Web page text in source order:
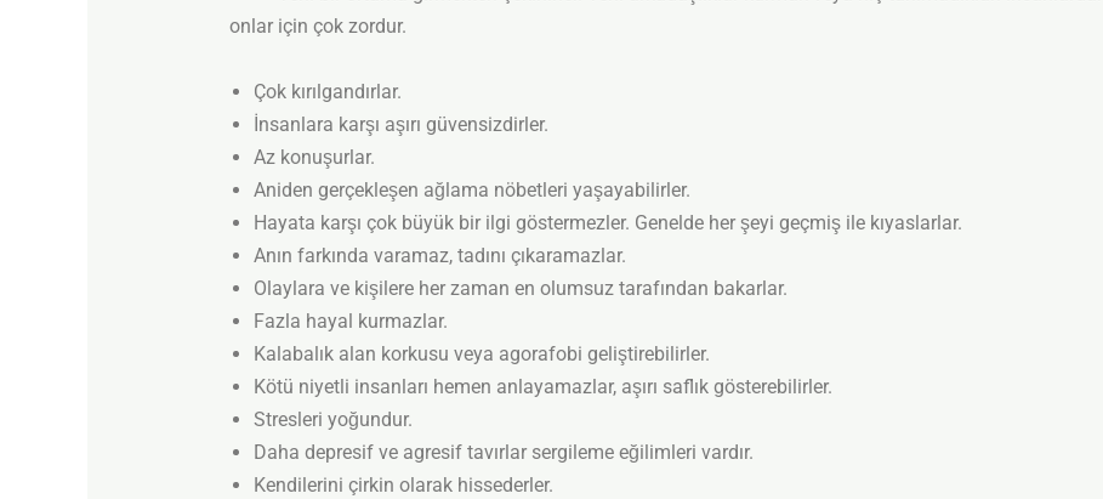
onlar için çok zordur.
Çok kırılgandırlar.
İnsanlara karşı aşırı güvensizdirler.
Az konuşurlar.
Aniden gerçekleşen ağlama nöbetleri yaşayabilirler.
Hayata karşı çok büyük bir ilgi göstermezler. Genelde her şeyi geçmiş ile kıyaslarlar.
Anın farkında varamaz, tadını çıkaramazlar.
Olaylara ve kişilere her zaman en olumsuz tarafından bakarlar.
Fazla hayal kurmazlar.
Kalabalık alan korkusu veya agorafobi geliştirebilirler.
Kötü niyetli insanları hemen anlayamazlar, aşırı saflık gösterebilirler.
Stresleri yoğundur.
Daha depresif ve agresif tavırlar sergileme eğilimleri vardır.
Kendilerini çirkin olarak hissederler.